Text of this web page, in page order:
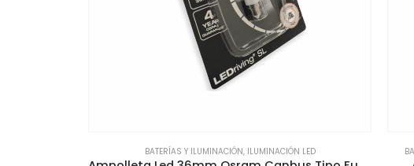
BATERÍAS Y ILUMINACIÓN, ILUMINACIÓN LED